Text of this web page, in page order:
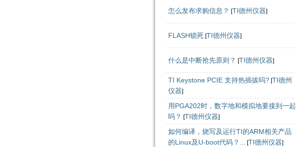
怎么发布求购信息？ [TI德州仪器]
FLASH锁死[TI德州仪器]
什么是中断抢先原则？ [TI德州仪器]
TI Keystone PCIE 支持热插拔吗?[TI德州
仪器]
用PGA202时，数字地和模拟地要接到一起
吗？ [TI德州仪器]
如何编译，烧写及运行TI的ARM相关产品
的Linux及U-boot代码？... [TI德州仪器]